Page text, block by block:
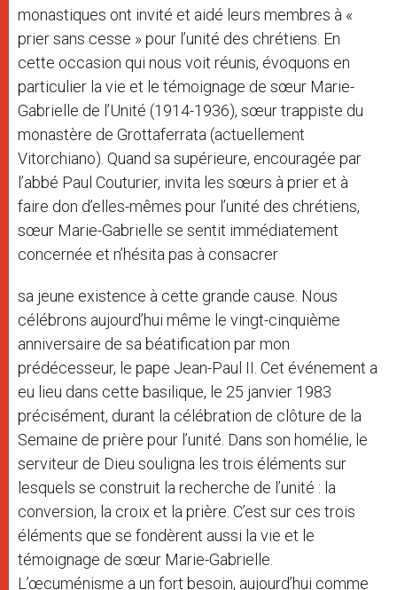
monastiques ont invité et aidé leurs membres à «
prier sans cesse » pour l’unité des chrétiens. En
cette occasion qui nous voit réunis, évoquons en
particulier la vie et le témoignage de sœur Marie-
Gabrielle de l’Unité (1914-1936), sœur trappiste du
monastère de Grottaferrata (actuellement
Vitorchiano). Quand sa supérieure, encouragée par
l’abbé Paul Couturier, invita les sœurs à prier et à
faire don d’elles-mêmes pour l’unité des chrétiens,
sœur Marie-Gabrielle se sentit immédiatement
concernée et n’hésita pas à consacrer
sa jeune existence à cette grande cause. Nous
célébrons aujourd’hui même le vingt-cinquième
anniversaire de sa béatification par mon
prédécesseur, le pape Jean-Paul II. Cet événement a
eu lieu dans cette basilique, le 25 janvier 1983
précisément, durant la célébration de clôture de la
Semaine de prière pour l’unité. Dans son homélie, le
serviteur de Dieu souligna les trois éléments sur
lesquels se construit la recherche de l’unité : la
conversion, la croix et la prière. C’est sur ces trois
éléments que se fondèrent aussi la vie et le
témoignage de sœur Marie-Gabrielle.
L’œcuménisme a un fort besoin, aujourd’hui comme